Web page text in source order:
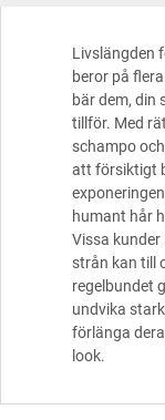
Livslängden
beror på
bär dem, din
tillför. Med
schampo
att försiktigt
humant hår
Vissa
strån kan till
regelbundet
undvika
förlänga
look.